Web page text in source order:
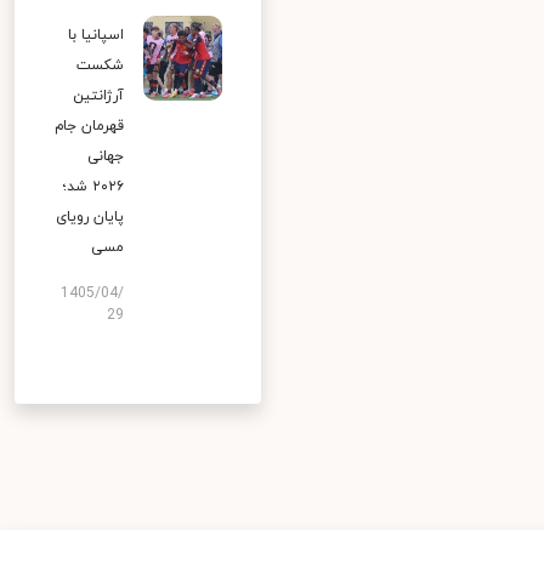
اسپانیا با
شکست
آرژانتین
قهرمان جام
جهانی
۲۰۲۶ شد؛
پایان رویای
مسی
1405/04/
29